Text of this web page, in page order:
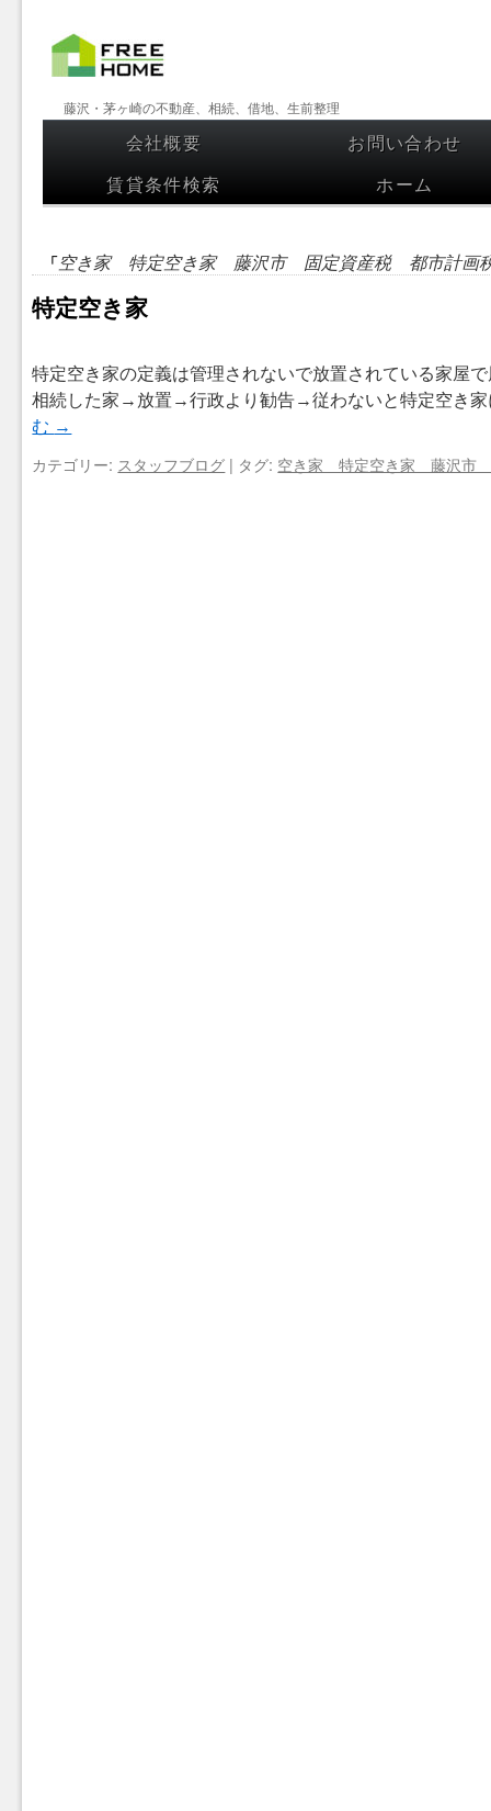
【フリー
ホーム】
藤沢・茅
ヶ崎の不
動産、相
続、借
地、生前
整理
藤沢・茅ヶ崎の不動産、相続、借地、生前整理
コンテンツへスキップ
会社概要
お問い合わせ
賃貸条件検索
ホーム
「空き家 特定空き家 藤沢市 固定資産税 都市計画
特定空き家
特定空き家の定義は管理されないで放置されている家屋
相続した家→放置→行政より勧告→従わないと特定空き
む →
カテゴリー: スタッフブログ | タグ: 空き家 特定空き家 藤沢市